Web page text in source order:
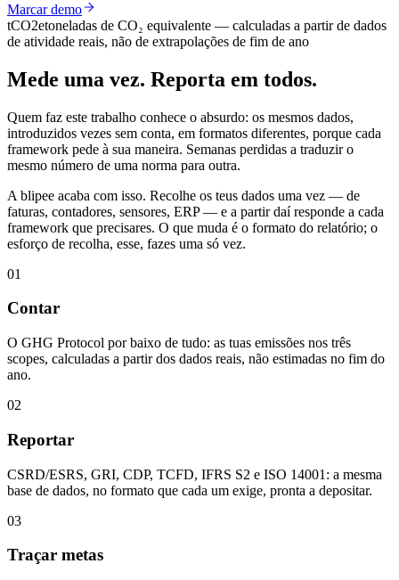
Marcar demo
tCO2etoneladas de CO₂ equivalente — calculadas a partir de dados
de atividade reais, não de extrapolações de fim de ano
Mede uma vez. Reporta em todos.
Quem faz este trabalho conhece o absurdo: os mesmos dados,
introduzidos vezes sem conta, em formatos diferentes, porque cada
framework pede à sua maneira. Semanas perdidas a traduzir o
mesmo número de uma norma para outra.
A blipee acaba com isso. Recolhe os teus dados uma vez — de
faturas, contadores, sensores, ERP — e a partir daí responde a cada
framework que precisares. O que muda é o formato do relatório; o
esforço de recolha, esse, fazes uma só vez.
01
Contar
O GHG Protocol por baixo de tudo: as tuas emissões nos três
scopes, calculadas a partir dos dados reais, não estimadas no fim do
ano.
02
Reportar
CSRD/ESRS, GRI, CDP, TCFD, IFRS S2 e ISO 14001: a mesma
base de dados, no formato que cada um exige, pronta a depositar.
03
Traçar metas